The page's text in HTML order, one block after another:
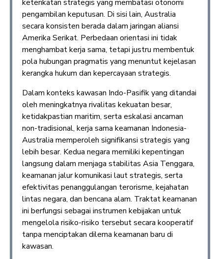
keterikatan strategis yang membatasi otonomi
pengambilan keputusan. Di sisi lain, Australia
secara konsisten berada dalam jaringan aliansi
Amerika Serikat. Perbedaan orientasi ini tidak
menghambat kerja sama, tetapi justru membentuk
pola hubungan pragmatis yang menuntut kejelasan
kerangka hukum dan kepercayaan strategis.
Dalam konteks kawasan Indo-Pasifik yang ditandai
oleh meningkatnya rivalitas kekuatan besar,
ketidakpastian maritim, serta eskalasi ancaman
non-tradisional, kerja sama keamanan Indonesia-
Australia memperoleh signifikansi strategis yang
lebih besar. Kedua negara memiliki kepentingan
langsung dalam menjaga stabilitas Asia Tenggara,
keamanan jalur komunikasi laut strategis, serta
efektivitas penanggulangan terorisme, kejahatan
lintas negara, dan bencana alam. Traktat keamanan
ini berfungsi sebagai instrumen kebijakan untuk
mengelola risiko-risiko tersebut secara kooperatif
tanpa menciptakan dilema keamanan baru di
kawasan.